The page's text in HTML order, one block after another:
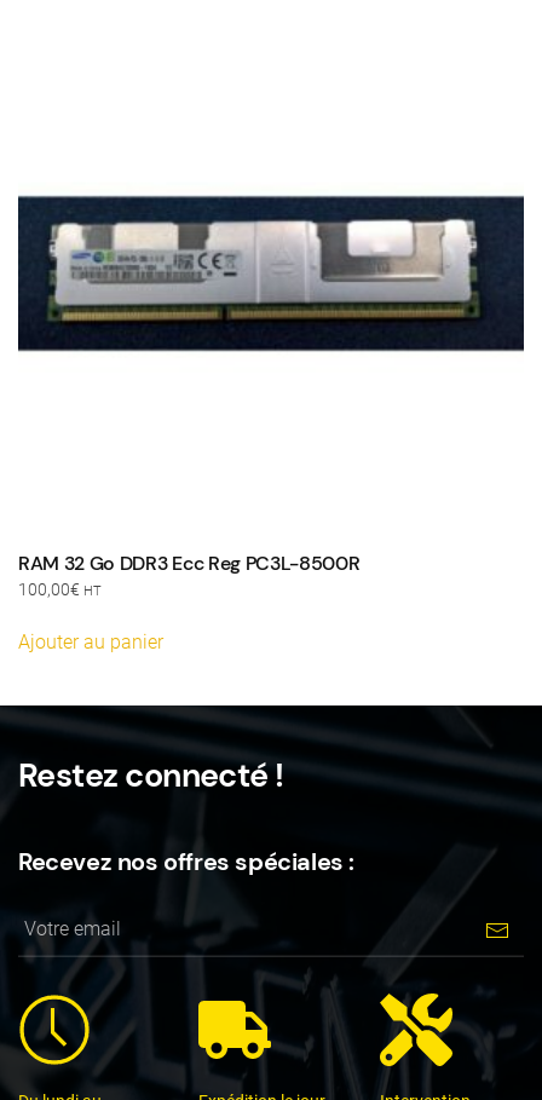
RAM 32 Go DDR3 Ecc Reg PC3L-8500R
100,00€ HT
Ajouter au panier
Restez connecté !
Recevez nos offres spéciales :